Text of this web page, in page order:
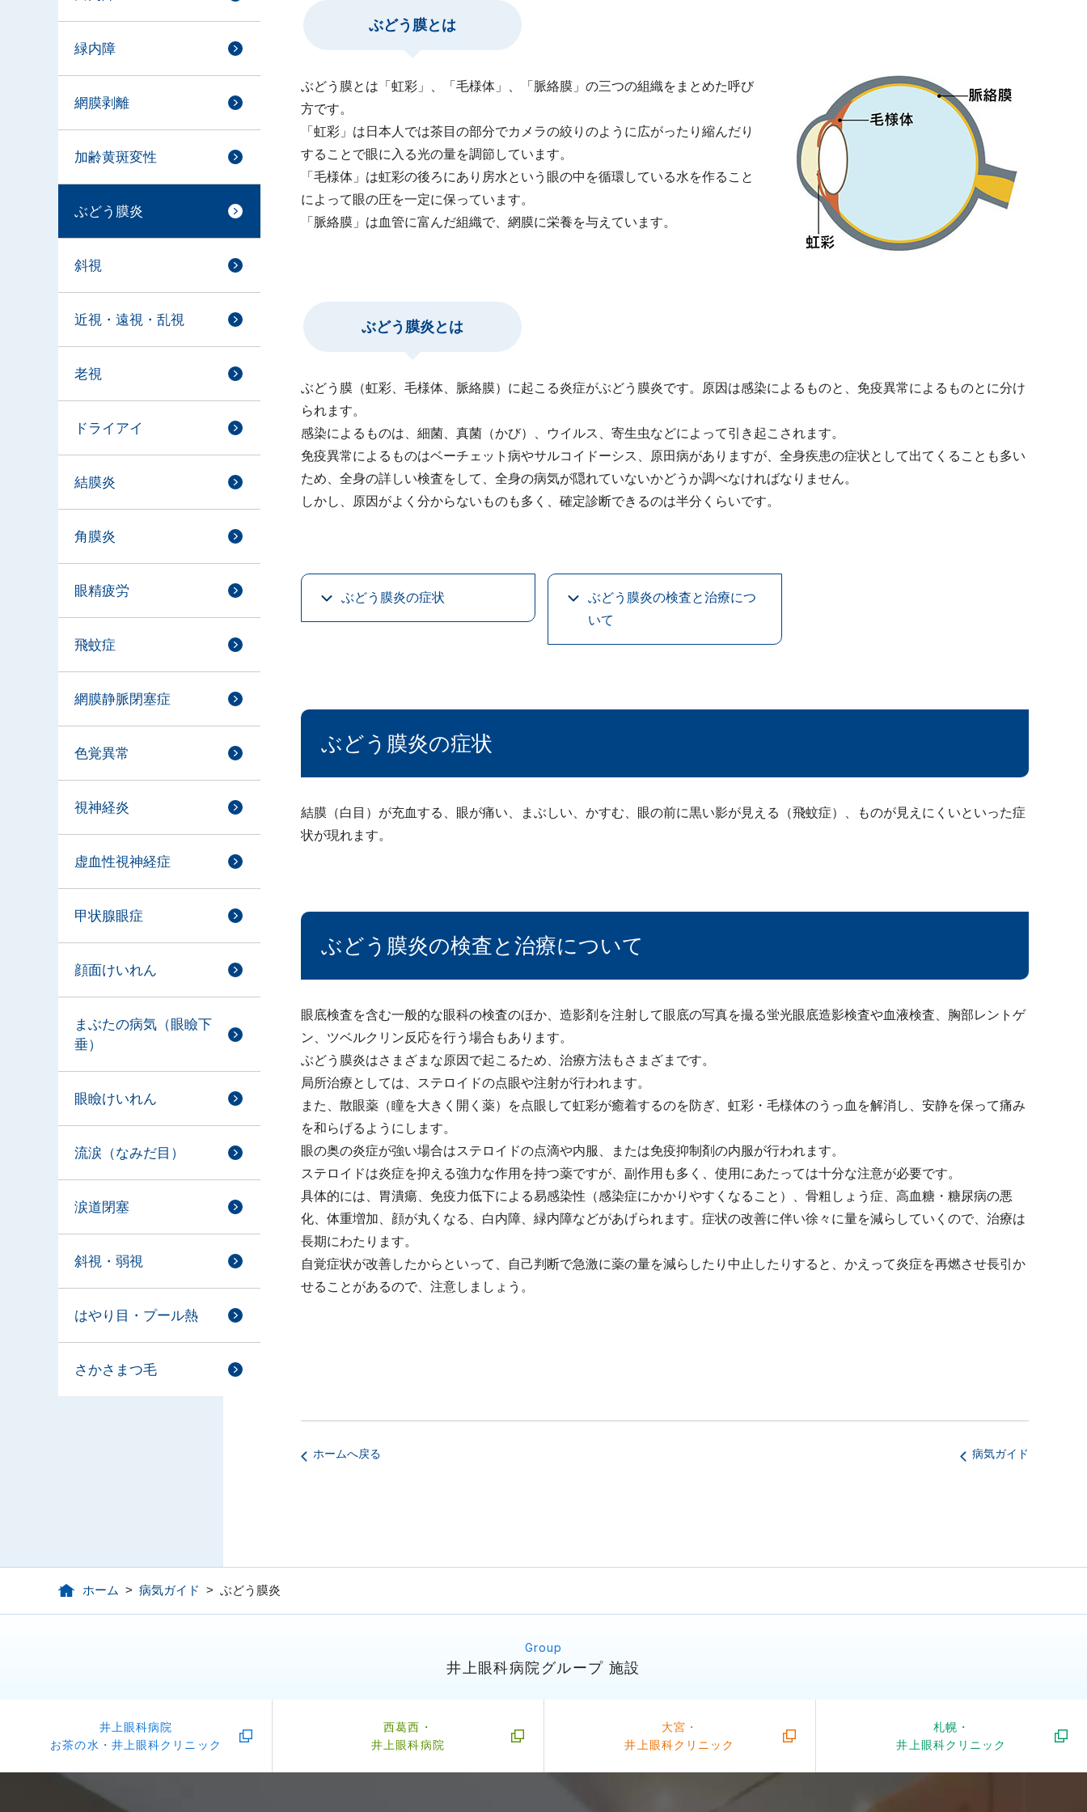
ぶどう膜とは
ぶどう膜とは「虹彩」、「毛様体」、「脈絡膜」の三つの組織をまとめた呼び
方です。
「虹彩」は日本人では茶目の部分でカメラの絞りのように広がったり縮んだり
することで眼に入る光の量を調節しています。
「毛様体」は虹彩の後ろにあり房水という眼の中を循環している水を作ること
によって眼の圧を一定に保っています。
「脈絡膜」は血管に富んだ組織で、網膜に栄養を与えています。
ぶどう膜炎とは
ぶどう膜（虹彩、毛様体、脈絡膜）に起こる炎症がぶどう膜炎です。原因は感染によるものと、免疫異常によるものとに分け
られます。
感染によるものは、細菌、真菌（かび）、ウイルス、寄生虫などによって引き起こされます。
免疫異常によるものはベーチェット病やサルコイドーシス、原田病がありますが、全身疾患の症状として出てくることも多い
ため、全身の詳しい検査をして、全身の病気が隠れていないかどうか調べなければなりません。
しかし、原因がよく分からないものも多く、確定診断できるのは半分くらいです。
ぶどう膜炎の症状
ぶどう膜炎の検査と治療につ
いて
ぶどう膜炎の症状
結膜（白目）が充血する、眼が痛い、まぶしい、かすむ、眼の前に黒い影が見える（飛蚊症）、ものが見えにくいといった症
状が現れます。
ぶどう膜炎の検査と治療について
眼底検査を含む一般的な眼科の検査のほか、造影剤を注射して眼底の写真を撮る蛍光眼底造影検査や血液検査、胸部レントゲ
ン、ツベルクリン反応を行う場合もあります。
ぶどう膜炎はさまざまな原因で起こるため、治療方法もさまざまです。
局所治療としては、ステロイドの点眼や注射が行われます。
また、散眼薬（瞳を大きく開く薬）を点眼して虹彩が癒着するのを防ぎ、虹彩・毛様体のうっ血を解消し、安静を保って痛み
を和らげるようにします。
眼の奥の炎症が強い場合はステロイドの点滴や内服、または免疫抑制剤の内服が行われます。
ステロイドは炎症を抑える強力な作用を持つ薬ですが、副作用も多く、使用にあたっては十分な注意が必要です。
具体的には、胃潰瘍、免疫力低下による易感染性（感染症にかかりやすくなること）、骨粗しょう症、高血糖・糖尿病の悪
化、体重増加、顔が丸くなる、白内障、緑内障などがあげられます。症状の改善に伴い徐々に量を減らしていくので、治療は
長期にわたります。
自覚症状が改善したからといって、自己判断で急激に薬の量を減らしたり中止したりすると、かえって炎症を再燃させ長引か
せることがあるので、注意しましょう。
緑内障
網膜剥離
加齢黄斑変性
ぶどう膜炎
斜視
近視・遠視・乱視
老視
ドライアイ
結膜炎
角膜炎
眼精疲労
飛蚊症
網膜静脈閉塞症
色覚異常
視神経炎
虚血性視神経症
甲状腺眼症
顔面けいれん
まぶたの病気（眼瞼下
垂）
眼瞼けいれん
流涙（なみだ目）
涙道閉塞
斜視・弱視
はやり目・プール熱
さかさまつ毛
病気ガイド
ホームへ戻る
ホーム > 病気ガイド > ぶどう膜炎
井上眼科病院グループ 施設
井上眼科病院
お茶の水・井上眼科クリニック
西葛西・
井上眼科病院
大宮・
井上眼科クリニック
札幌・
井上眼科クリニック